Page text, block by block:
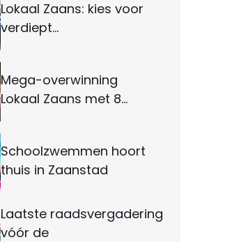
Lokaal Zaans: kies voor
verdiept…
Mega-overwinning
Lokaal Zaans met 8…
Schoolzwemmen hoort
thuis in Zaanstad
Laatste raadsvergadering
vóór de